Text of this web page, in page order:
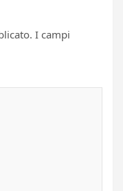
I campi